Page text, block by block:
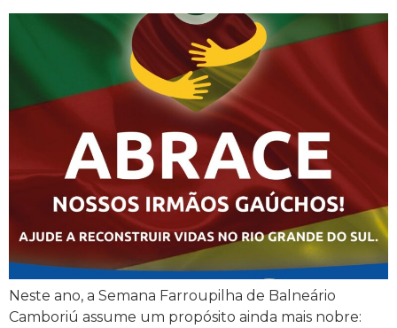
Neste ano, a Semana Farroupilha de Balneário
Camboriú assume um propósito ainda mais nobre: